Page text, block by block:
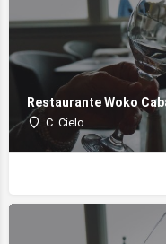
Restaurante Woko
C. Cielo